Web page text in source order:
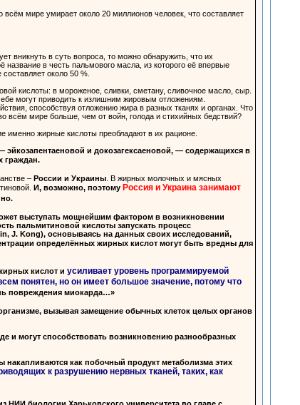
мире умирает около 20 миллионов человек, что составляет
вникнуть в суть вопроса, то можно обнаружить, что их
в честь пальмового масла, из которого её впервые
около 50 %.
кислоты: в мороженое, сливки, сметану, сливочное масло, сыр.
могут приводить к излишним жировым отложениям.
способствуя отложению жира в разных тканях и органах. Что
всём мире больше, чем от войн, голода и стихийных бедствий?
именно жирные кислоты преобладают в их рационе.
и докозагексаеновой, — содержащихся в
граждан.
– России и Украины. В жирных молочных и мясных
И, возможно, поэтому Россия и Украина занимают
выступать мощнейшим фактором в возникновении
пальмитиновой кислоты запускать процесс
J. Kong), основываясь на данных своих исследований,
определённых жирных кислот могут быть вредны для
кислот и усиливает уровень программируемой
понятен, но он имеет большое значение, потому что
повреждения миокарда…»
вызывая замещение обычных клеток целых органов
и могут способствовать возникновению разнообразных
как побочный продукт метаболизма этих
к разрушению нервных тканей, таких, как